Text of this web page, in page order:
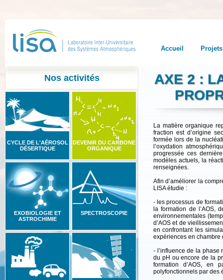
Accueil Projets
Nos activités
CYCLE DE L'AÉROSOL
DÉSERTIQUE
DEVENIR DU CARBONE
ORGANIQUE
EXOBIOLOGIE ET
ASTROCHIMIE
SPECTROSCOPIE
AXE 2 :
La matière organique
fraction est d’origine
formée lors de la
l’oxydation
progressée ces
modèles actuels, la
renseignées.
Afin d’améliorer la
LISA étudie :
- les processus de
la formation de l’AOS,
environnementales
d’AOS et de
en confrontant les
expériences en chambre
- l’influence de la phase
du pH ou encore de la
formation d’AOS, en
polyfonctionnels par des